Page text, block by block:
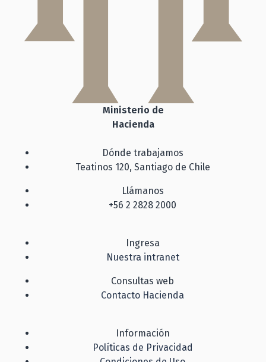
Ministerio de
Hacienda
Dónde trabajamos
Teatinos 120, Santiago de Chile
Llámanos
+56 2 2828 2000
Ingresa
Nuestra intranet
Consultas web
Contacto Hacienda
Información
Políticas de Privacidad